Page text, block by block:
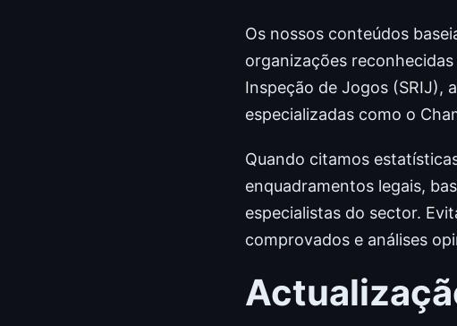
Os nossos conteúdos
organizações
Inspeção de Jogos (SRIJ),
especializadas como o
Quando citamos
enquadramentos legais,
especialistas do sector.
comprovados e análises